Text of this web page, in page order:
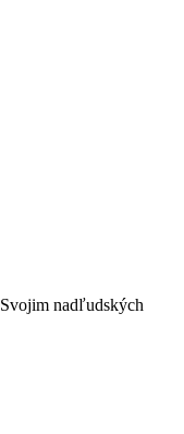
nadľudských